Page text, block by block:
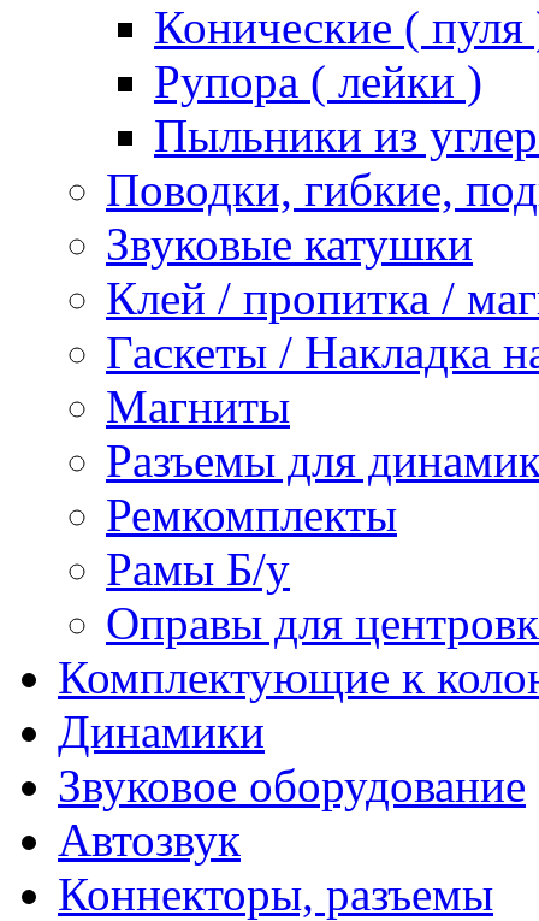
Конические ( пуля
Рупора ( лейки )
Пыльники из
Поводки, гибкие,
Звуковые катушки
Клей / пропитка /
Гаскеты / Накладка
Магниты
Разъемы для
Ремкомплекты
Рамы Б/у
Оправы для
Комплектующие к
Динамики
Звуковое оборудование
Автозвук
Коннекторы, разъемы